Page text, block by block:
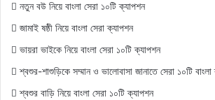
নতুন বউ নিয়ে বাংলা সেরা ১০টি ক্যাপশন
জামাই ষষ্ঠী নিয়ে বাংলা সেরা ক্যাপশন
ভায়রা ভাইকে নিয়ে বাংলা সেরা ১০টি ক্যাপশন
শ্বশুর-শাশুড়িকে সম্মান ও ভালোবাসা জানাতে সেরা ১০টি
শ্বশুর বাড়ি নিয়ে বাংলা সেরা ১০টি ক্যাপশন